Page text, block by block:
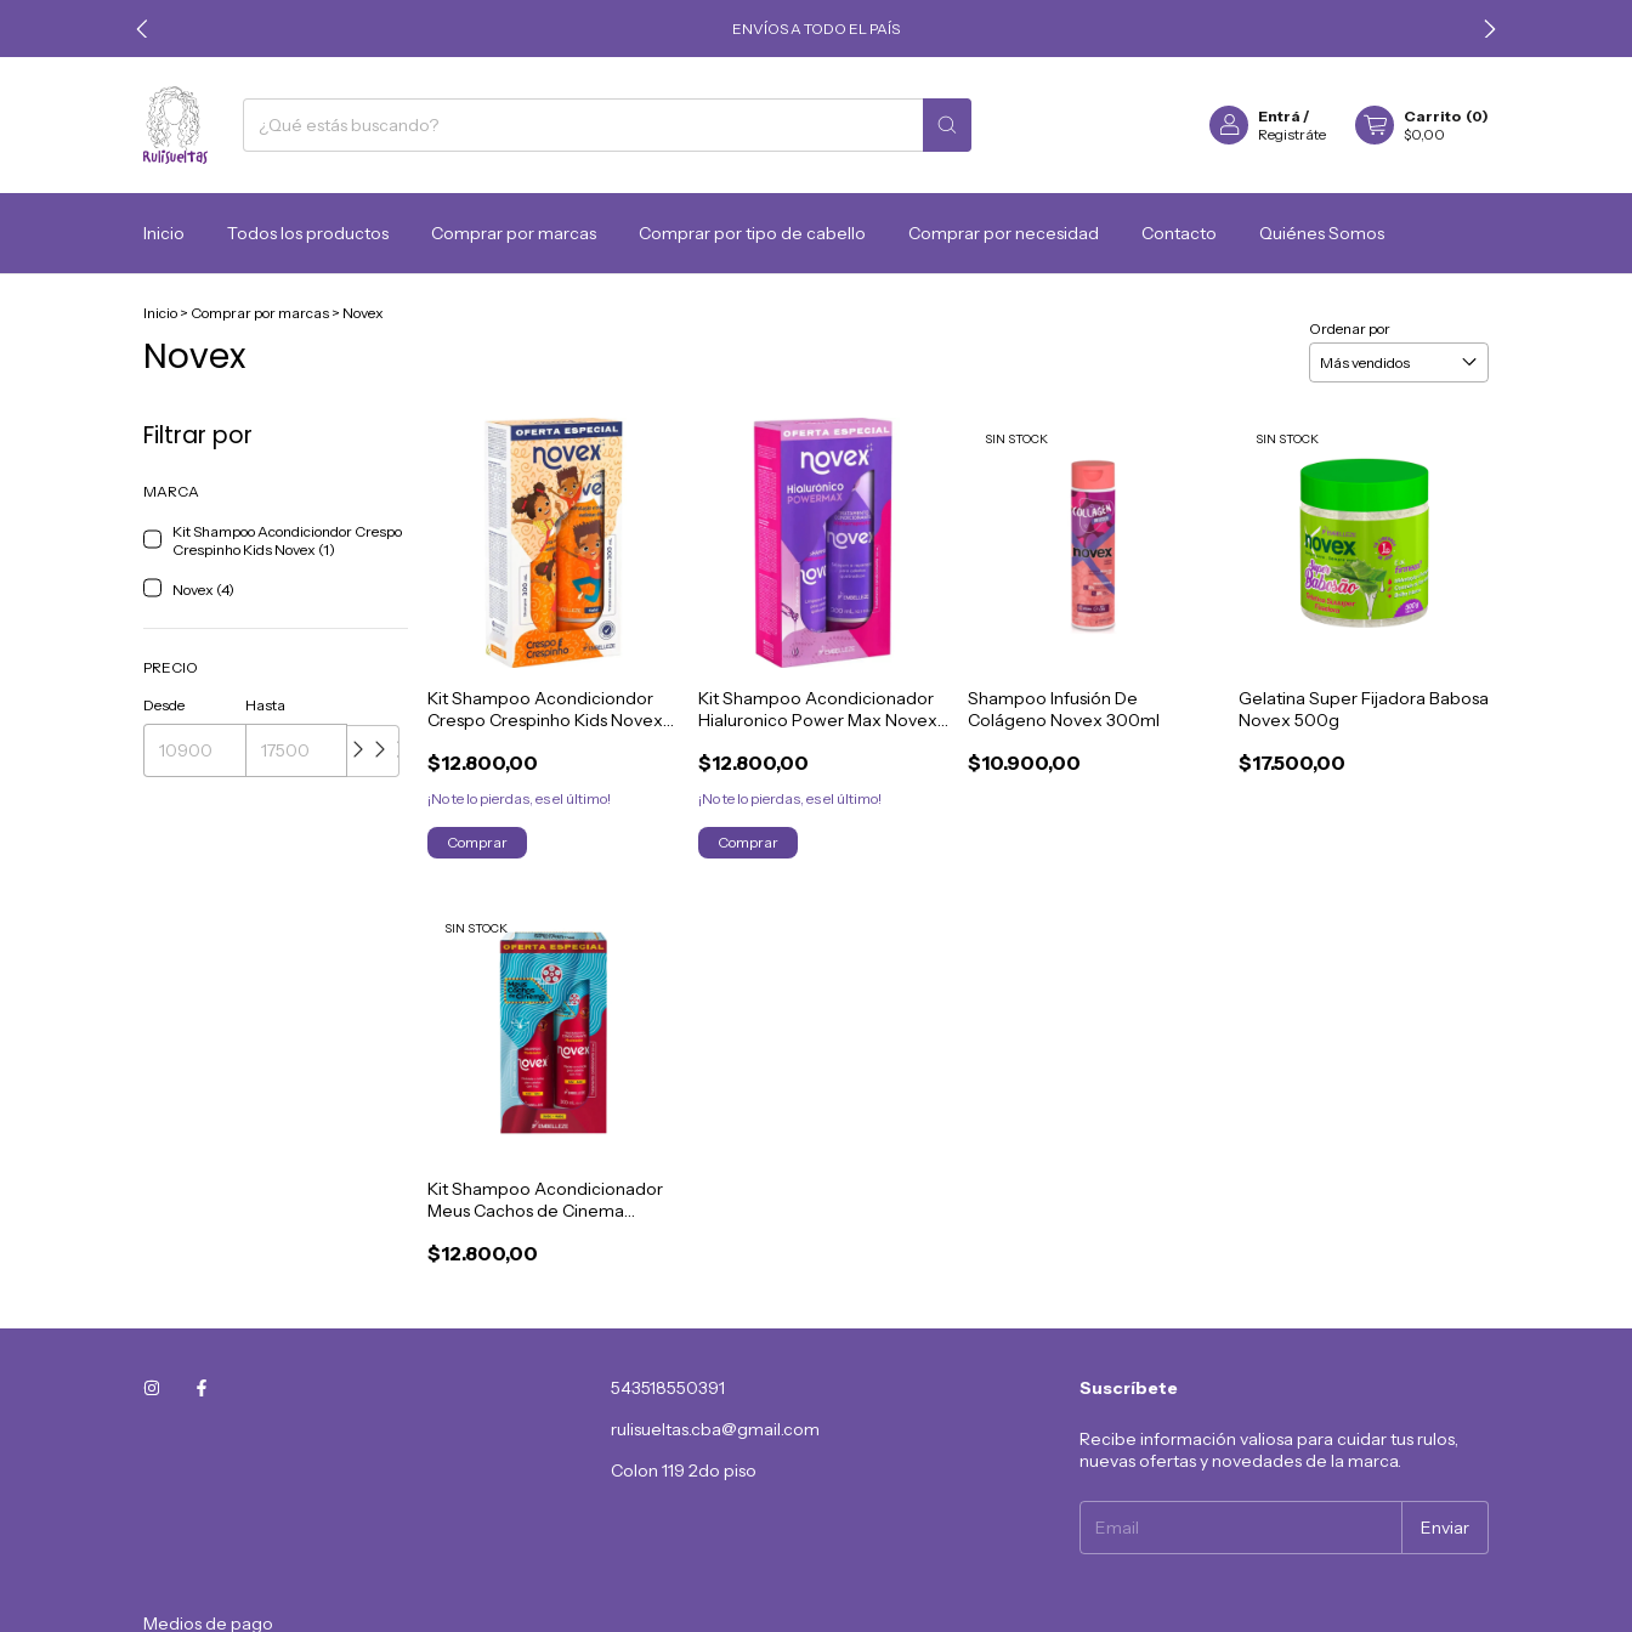
ENVÍOS A TODO EL PAÍS
Entrá /
Registráte
Carrito (0)
$0,00
Inicio Todos los productos Comprar por marcas Comprar por tipo de cabello Comprar por necesidad Contacto Quiénes Somos
Inicio > Comprar por marcas > Novex
Novex
Ordenar por
Filtrar por
MARCA
Kit Shampoo Acondiciondor Crespo
Crespinho Kids Novex (1)
Novex (4)
PRECIO
Desde Hasta
Kit Shampoo Acondiciondor
Crespo Crespinho Kids Novex
$12.800,00
¡No te lo pierdas, es el último!
Kit Shampoo Acondicionador
Hialuronico Power Max Novex
$12.800,00
¡No te lo pierdas, es el último!
SIN STOCK
Shampoo Infusión De
Colágeno Novex 300ml
$10.900,00
SIN STOCK
Gelatina Super Fijadora Babosa
Novex 500g
$17.500,00
SIN STOCK
Kit Shampoo Acondicionador
Meus Cachos de Cinema
$12.800,00
543518550391
rulisueltas.cba@gmail.com
Colon 119 2do piso
Suscríbete
Recibe información valiosa para cuidar tus rulos,
nuevas ofertas y novedades de la marca.
Medios de pago